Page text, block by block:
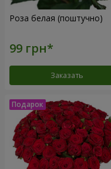
Роза белая (поштучно)
Заказать